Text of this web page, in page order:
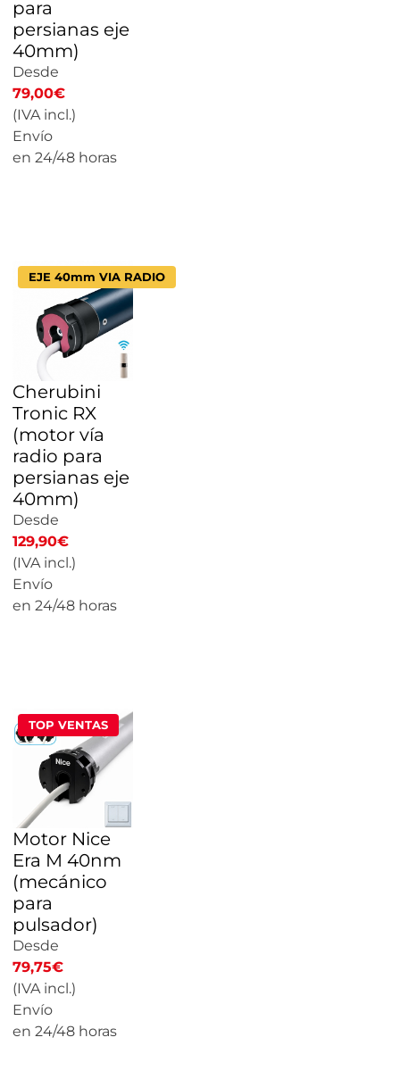
para
persianas eje
40mm)
Desde
79,00€
(IVA incl.)
Envío
en 24/48 horas
EJE 40mm VIA RADIO
Cherubini
Tronic RX
(motor vía
radio para
persianas eje
40mm)
Desde
129,90€
(IVA incl.)
Envío
en 24/48 horas
TOP VENTAS
Motor Nice
Era M 40nm
(mecánico
para
pulsador)
Desde
79,75€
(IVA incl.)
Envío
en 24/48 horas